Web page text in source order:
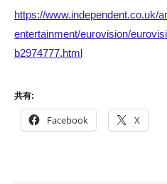
https://www.independent.co.uk/
entertainment/eurovision/
b2974777.html
共有:
Facebook X